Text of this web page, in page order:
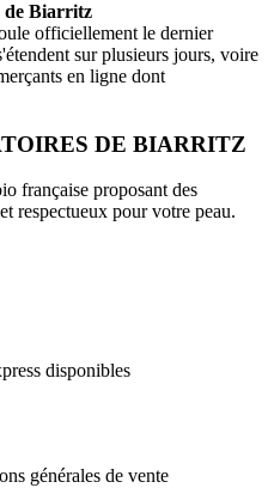
de Biarritz
officiellement le dernier
sur plusieurs jours, voire
en ligne dont
DE BIARRITZ
française proposant des
respectueux pour votre peau.
disponibles
générales de vente